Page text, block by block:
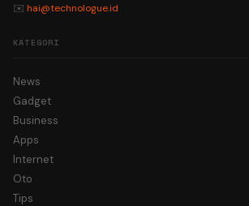
✉️ hai@technologue.id
KATEGORI
News
Gadget
Business
Apps
Internet
Oto
Tips